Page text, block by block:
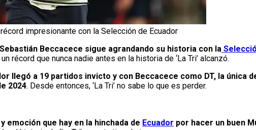
impresionante con la Selección de Ecuador
Beccacece sigue agrandando su historia con la
récord que nunca nadie antes en la historia de ‘La Tri’ alcanzó.
llegó a 19 partidos invicto y con Beccacece como DT, la única
2024. Desde entonces, ‘La Tri’ no sabe lo que es perder.
emoción que hay en la hinchada de Ecuador por hacer un buen